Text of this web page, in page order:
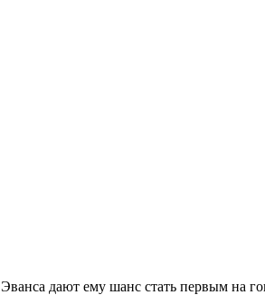
дают ему шанс стать первым на